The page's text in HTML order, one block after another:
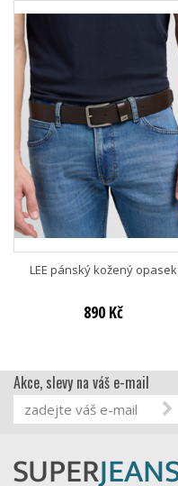
LEE pánský kožený opasek
890 Kč
Akce, slevy na váš e-mail